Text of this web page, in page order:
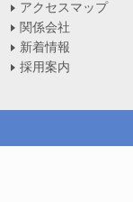
アクセスマップ
関係会社
新着情報
採用案内